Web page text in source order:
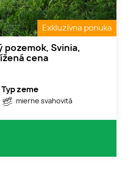
Exkluzívna ponuka
pozemok, Svinia,
cena
Typ zeme
mierne svahovitá